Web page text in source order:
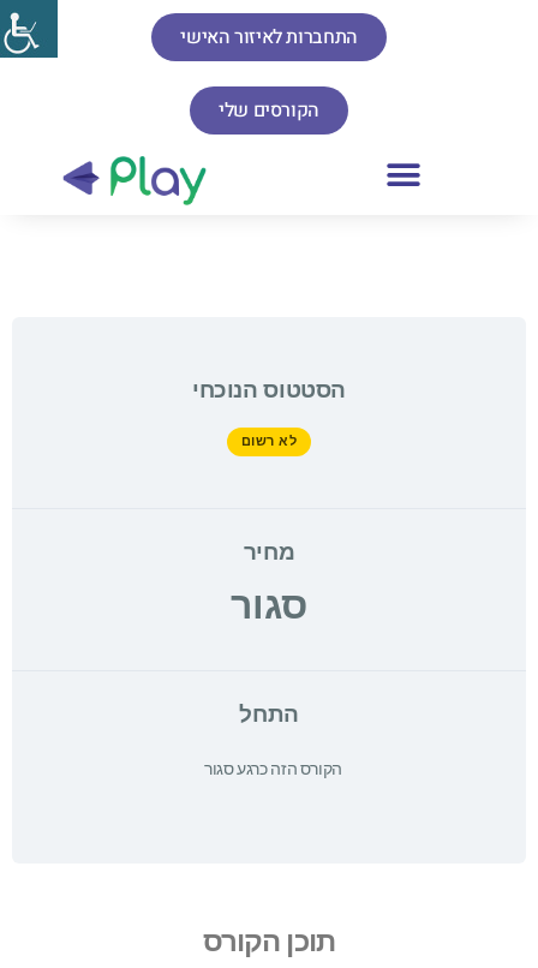
התחברות לאיזור האישי
הקורסים שלי
הסטטוס הנוכחי
לא רשום
מחיר
סגור
התחל
הקורס הזה כרגע סגור
תוכן הקורס